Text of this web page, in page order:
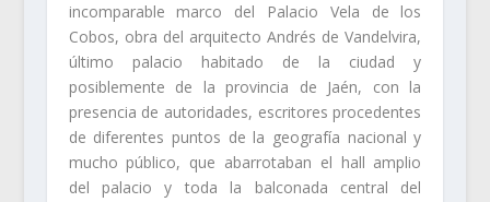
incomparable marco del Palacio Vela de los
Cobos, obra del arquitecto Andrés de Vandelvira,
último palacio habitado de la ciudad y
posiblemente de la provincia de Jaén, con la
presencia de autoridades, escritores procedentes
de diferentes puntos de la geografía nacional y
mucho público, que abarrotaban el hall amplio
del palacio y toda la balconada central del